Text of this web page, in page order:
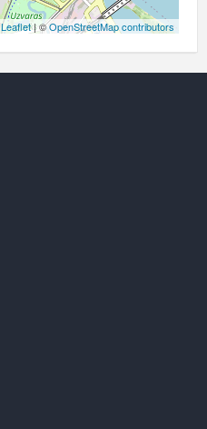
Leaflet| ©OpenStreetMap contributors